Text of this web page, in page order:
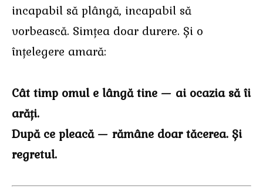
incapabil să plângă, incapabil să
vorbească. Simțea doar durere. Și o
înțelegere amară:
Cât timp omul e lângă tine — ai ocazia să îi
arăți.
După ce pleacă — rămâne doar tăcerea. Și
regretul.